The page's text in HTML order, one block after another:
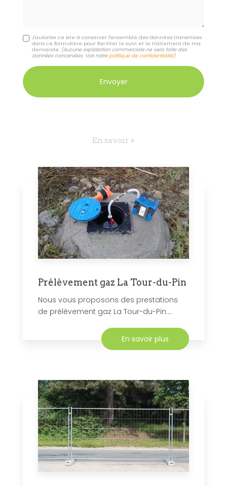
J'autorise ce site à conserver l'ensemble des données transmises
dans ce formulaire pour faciliter le suivi et le traitement de ma
demande. (Aucune exploitation commerciale ne sera faite des
données concervées. Voir notrepolitique de confidentialité)
En savoir +
Prélèvement gaz La Tour-du-Pin
Nous vous proposons des prestations
de prélèvement gaz La Tour-du-Pin....
En savoir plus